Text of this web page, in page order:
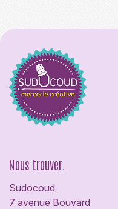
Nous trouver.
Sudocoud
7 avenue Bouvard